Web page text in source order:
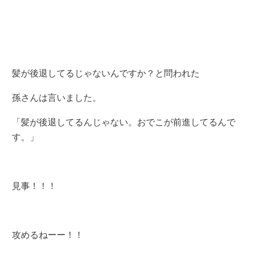
髪が後退してるじゃないんですか？と問われた
孫さんは言いました。
「髪が後退してるんじゃない。おでこが前進してるんで
す。」
見事！！！
攻めるねーー！！